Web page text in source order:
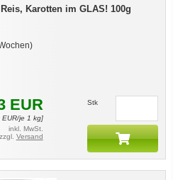
Karotten im GLAS! 100g
)
EUR
EUR/je 1 kg]
inkl. MwSt.
Versand
Stk